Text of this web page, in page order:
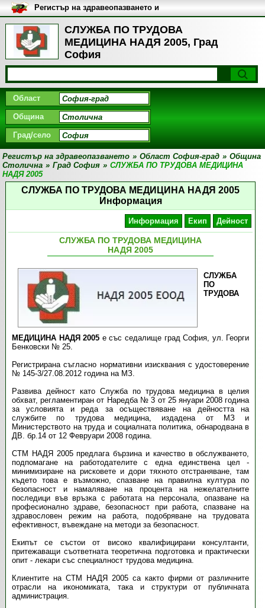
СЛУЖБА ПО ТРУДОВА
МЕДИЦИНА НАДЯ 2005, Град
София
Регистър на здравеопазването и
медицинските заведения в
България
Област
Община
Град/село
Регистър на здравеопазването » Област София-град » Община
Столична » Град София » СЛУЖБА ПО ТРУДОВА МЕДИЦИНА
НАДЯ 2005
СЛУЖБА ПО ТРУДОВА МЕДИЦИНА НАДЯ 2005
Информация
Информация Екип Дейност
СЛУЖБА ПО ТРУДОВА МЕДИЦИНА
НАДЯ 2005
СЛУЖБА
ПО
ТРУДОВА
МЕДИЦИНА НАДЯ 2005 е със седалище град София, ул. Георги
Бенковски № 25.
Регистрирана съгласно нормативни изисквания с удостоверение
№ 145-3/27.08.2012 година на МЗ.
Развива дейност като Служба по трудова медицина в целия
обхват, регламентиран от Наредба № 3 от 25 януари 2008 година
за условията и реда за осъществяване на дейността на
службите по трудова медицина, издадена от МЗ и
Министерството на труда и социалната политика, обнародвана в
ДВ. бр.14 от 12 Февруари 2008 година.
СТМ НАДЯ 2005 предлага бързина и качество в обслужването,
подпомагане на работодателите с една единствена цел -
минимизиране на рисковете и дори тяхното отстраняване, там
където това е възможно, спазване на правилна култура по
безопасност и намаляване на процента на нежелателните
последици във връзка с работата на персонала, опазване на
професионално здраве, безопасност при работа, спазване на
здравословен режим на работа, подобряване на трудовата
ефективност, въвеждане на методи за безопасност.
Екипът се състои от високо квалифицирани консултанти,
притежаващи съответната теорeтична подготовка и практически
опит - лекари със специалност трудова медицина.
Клиентите на СТМ НАДЯ 2005 са както фирми от различните
отрасли на икономиката, така и структури от публичната
администрация.